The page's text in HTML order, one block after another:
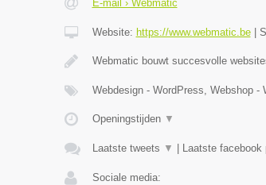
E-mail › Webmatic
Website: https://www.webmatic.be|
Webmatic bouwt succesvolle
Webdesign - WordPress, Webshop -
Openingstijden ▼
Laatste tweets ▼ Laatste facebook
Sociale media: